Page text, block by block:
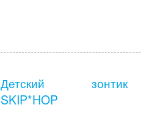
Детский зонтик
SKIP*HOP